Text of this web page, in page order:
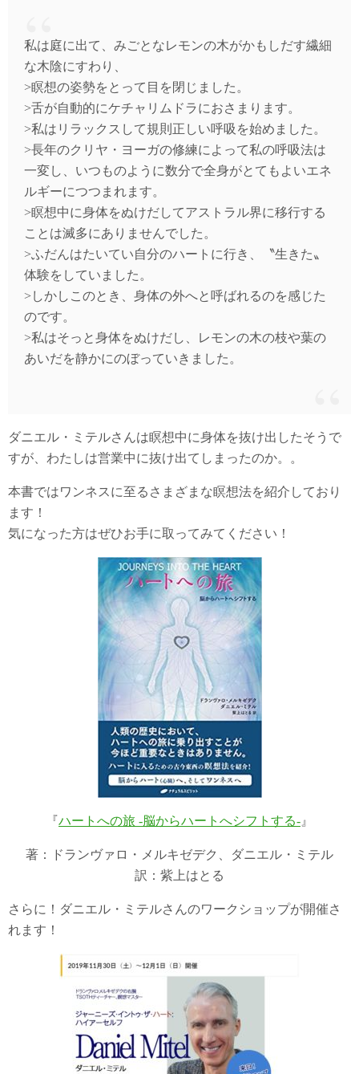
私は庭に出て、みごとなレモンの木がかもしだす繊細
な木陰にすわり、
>瞑想の姿勢をとって目を閉じました。
>舌が自動的にケチャリムドラにおさまります。
>私はリラックスして規則正しい呼吸を始めました。
>長年のクリヤ・ヨーガの修練によって私の呼吸法は
一変し、いつものように数分で全身がとてもよいエネ
ルギーにつつまれます。
>瞑想中に身体をぬけだしてアストラル界に移行する
ことは滅多にありませんでした。
>ふだんはたいてい自分のハートに行き、〝生きた〟
体験をしていました。
>しかしこのとき、身体の外へと呼ばれるのを感じた
のです。
>私はそっと身体をぬけだし、レモンの木の枝や葉の
あいだを静かにのぼっていきました。
ダニエル・ミテルさんは瞑想中に身体を抜け出したそうで
すが、わたしは営業中に抜け出てしまったのか。。
本書ではワンネスに至るさまざまな瞑想法を紹介しており
ます！
気になった方はぜひお手に取ってみてください！
『ハートへの旅 -脳からハートへシフトする- 』
著：ドランヴァロ・メルキゼデク、ダニエル・ミテル
訳：紫上はとる
さらに！ダニエル・ミテルさんのワークショップが開催さ
れます！